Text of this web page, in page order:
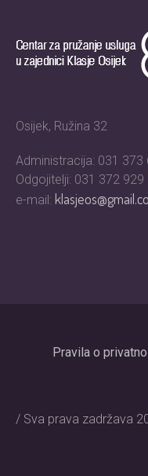
Osijek, Ružina 32
Administracija: 031 373
Odgojitelji: 031 372 929
e-mail:
Pravila o
/ Sva prava zadržava